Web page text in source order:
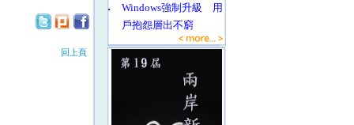
回上頁
‧
Windows強制升級 用
戶抱怨層出不窮